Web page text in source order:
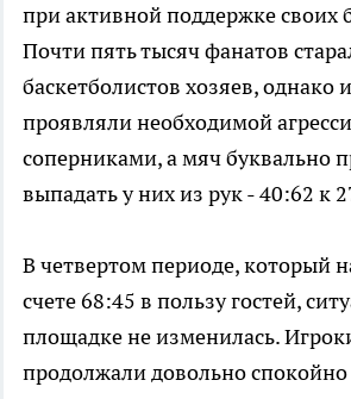
при активной поддержке своих
Почти пять тысяч фанатов
баскетболистов хозяев,
проявляли необходимой
соперниками, а мяч буквально
выпадать у них из рук - 40:62 к
В четвертом периоде, который
счете 68:45 в пользу гостей,
площадке не изменилась.
продолжали довольно спокойно